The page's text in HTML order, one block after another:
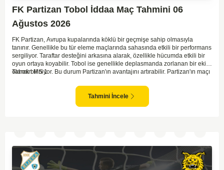
FK Partizan Tobol İddaa Maç Tahmini 06
Ağustos 2026
FK Partizan, Avrupa kupalarında köklü bir geçmişe sahip olmasıyla
tanınır. Genellikle bu tür eleme maçlarında sahasında etkili bir performans
sergiliyor. Taraftar desteğini arkasına alarak, özellikle hücumda etkili bir
oyun ortaya koyabilir. Tobol ise genellikle deplasmanda zorlanan bir ekip
olarak biliniyor. Bu durum Partizan'ın avantajını artırabilir. Partizan'ın maçı
Tahmin MS 1
Tahmini İncele